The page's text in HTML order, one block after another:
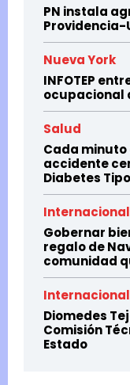
PN instala
Providencia-
Nueva York
INFOTEP
ocupacional
Salud
Cada minuto
accidente
Diabetes
Gobernar
regalo de
comunidad
Diomedes
Comisión
Estado